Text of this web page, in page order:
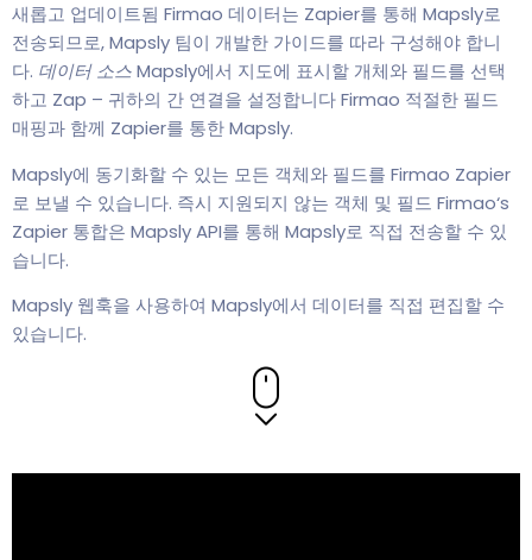
새롭고 업데이트됨 Firmao 데이터는 Zapier를 통해 Mapsly로
전송되므로, Mapsly 팀이 개발한 가이드를 따라 구성해야 합니
다. 데이터 소스Mapsly에서 지도에 표시할 개체와 필드를 선택
하고 Zap – 귀하의 간 연결을 설정합니다 Firmao 적절한 필드
매핑과 함께 Zapier를 통한 Mapsly.
Mapsly에 동기화할 수 있는 모든 객체와 필드를 Firmao Zapier
로 보낼 수 있습니다. 즉시 지원되지 않는 객체 및 필드 Firmao‘s
Zapier 통합은 Mapsly API를 통해 Mapsly로 직접 전송할 수 있
습니다.
Mapsly 웹훅을 사용하여 Mapsly에서 데이터를 직접 편집할 수
있습니다.